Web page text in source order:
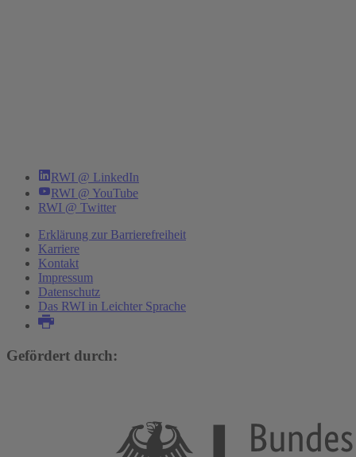
RWI @ LinkedIn
RWI @ YouTube
RWI @ Twitter
Erklärung zur Barrierefreiheit
Karriere
Kontakt
Impressum
Datenschutz
Das RWI in Leichter Sprache
Gefördert durch: